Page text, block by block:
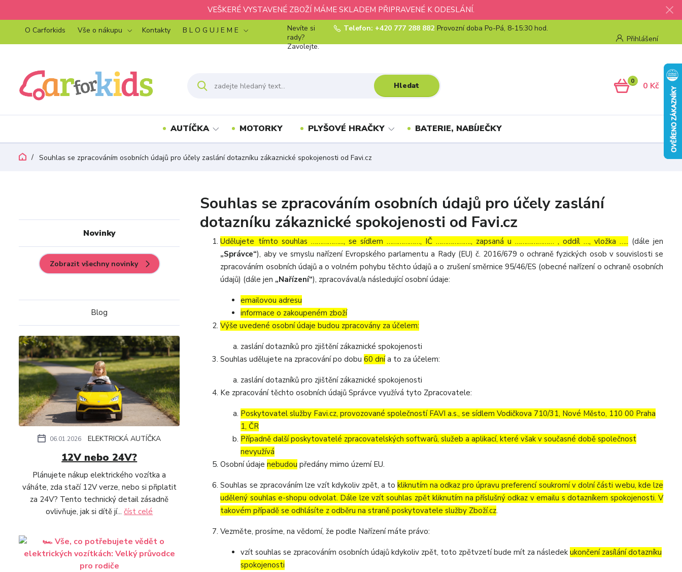
VEŠKERÉ VYSTAVENÉ ZBOŽÍ MÁME SKLADEM PŘIPRAVENÉ K ODESLÁNÍ.
O Carforkids Vše o nákupu Kontakty
B L O G U J E M E
Přihlášení
Hledat
Nevíte si
rady?
Zavolejte.
Telefon: +420 777 288 882 Provozní doba Po-Pá, 8-15:30 hod.
0 0 Kč
AUTÍČKA MOTORKY PLYŠOVÉ HRAČKY BATERIE, NABÍJEČKY
Souhlas se zpracováním osobních údajů pro účely zaslání dotazníku zákaznické spokojenosti od Favi.cz
Novinky
Zobrazit všechny novinky
Blog
06.01.2026 ELEKTRICKÁ AUTÍČKA
12V nebo 24V?
Plánujete nákup elektrického vozítka a
váháte, zda stačí 12V verze, nebo si připlatit
za 24V? Tento technický detail zásadně
ovlivňuje, jak si dítě jí...číst celé
Souhlas se zpracováním osobních údajů pro účely zaslání
dotazníku zákaznické spokojenosti od Favi.cz
Udělujete tímto souhlas ……………..., se sídlem ………………, IČ ………………., zapsaná u ………………… , oddíl …, vložka ….. (dále jen
„Správce“), aby ve smyslu nařízení Evropského parlamentu a Rady (EU) č. 2016/679 o ochraně fyzických osob v souvislosti se
zpracováním osobních údajů a o volném pohybu těchto údajů a o zrušení směrnice 95/46/ES (obecné nařízení o ochraně osobních
údajů) (dále jen „Nařízení“), zpracovával/a následující osobní údaje:
emailovou adresu
informace o zakoupeném zboží
Výše uvedené osobní údaje budou zpracovány za účelem:
zaslání dotazníků pro zjištění zákaznické spokojenosti
Souhlas udělujete na zpracování po dobu60 dnía to za účelem:
zaslání dotazníků pro zjištění zákaznické spokojenosti
Ke zpracování těchto osobních údajů Správce využívá tyto Zpracovatele:
Poskytovatel služby Favi.cz, provozované společností FAVI a.s., se sídlem Vodičkova 710/31, Nové Město, 110 00 Praha
1, ČR
Případně další poskytovatelé zpracovatelských softwarů, služeb a aplikací, které však v současné době společnost
nevyužívá
Osobní údajenebudou předány mimo území EU.
Souhlas se zpracováním lze vzít kdykoliv zpět, a tokliknutím na odkaz pro úpravu preferencí soukromí v dolní části webu, kde lze
udělený souhlas e-shopu odvolat. Dále lze vzít souhlas zpět kliknutím na příslušný odkaz v emailu s dotazníkem spokojenosti. V
takovém případě se odhlásíte z odběru na straně poskytovatele služby Zboží.cz.
Vezměte, prosíme, na vědomí, že podle Nařízení máte právo:
vzít souhlas se zpracováním osobních údajů kdykoliv zpět, toto zpětvzetí bude mít za následekukončení zasílání dotazníku
spokojenosti